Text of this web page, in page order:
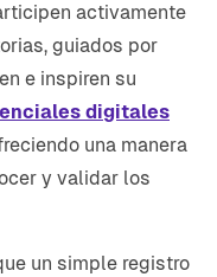
activamente
guiados por
e inspiren su
digitales
una manera
y validar los
un simple registro